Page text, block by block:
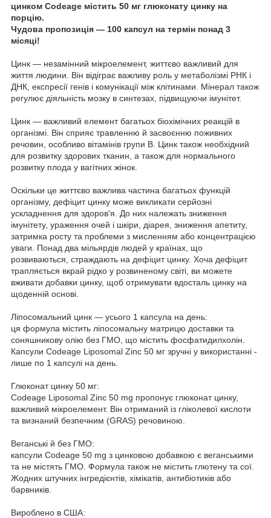
цинком Codeage містить 50 мг глюконату цинку на
порцію.
Чудова пропозиція — 100 капсул на термін понад 3
місяці!
Цинк — незамінний мікроелемент, життєво важливий для
життя людини. Він відіграє важливу роль у метаболізмі РНК і
ДНК, експресії генів і комунікації між клітинами. Мінерал також
регулює діяльність мозку в синтезах, підвищуючи імунітет.
Цинк — важливий елемент багатьох біохімічних реакцій в
організмі. Він сприяє травленню й засвоєнню поживних
речовин, особливо вітамінів групи B. Цинк також необхідний
для розвитку здорових тканин, а також для нормального
розвитку плода у вагітних жінок.
Оскільки це життєво важлива частина багатьох функцій
організму, дефіцит цинку може викликати серйозні
ускладнення для здоров'я. До них належать зниження
імунітету, ураження очей і шкіри, діарея, зниження апетиту,
затримка росту та проблеми з мисленням або концентрацією
уваги. Понад два мільярдів людей у країнах, що
розвиваються, страждають на дефіцит цинку. Хоча дефіцит
трапляється вкрай рідко у розвиненому світі, ви можете
вживати добавки цинку, щоб отримувати вдосталь цинку на
щоденній основі.
Ліпосомальний цинк — усього 1 капсула на день:
ця формула містить ліпосомальну матрицю доставки та
соняшникову олію без ГМО, що містить фосфатидилхолін.
Капсули Codeage Liposomal Zinc 50 мг зручні у використанні -
лише по 1 капсулі на день.
Глюконат цинку 50 мг:
Codeage Liposomal Zinc 50 mg пропонує глюконат цинку,
важливий мікроелемент. Він отриманий із гліколевої кислоти
та визнаний безпечним (GRAS) речовиною.
Веганські й без ГМО:
капсули Codeage 50 mg з цинковою добавкою є веганськими
та не містять ГМО. Формула також не містить глютену та сої.
Жодних штучних інгредієнтів, хімікатів, антибіотиків або
барвників.
Вироблено в США: